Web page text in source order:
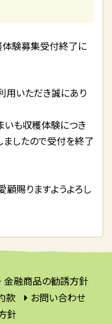
体験募集受付終了に
用いただき誠にあり
も収穫体験につき
ましたので受付を終了
賜りますようよろし
金融商品の勧誘方針
款
お問い合わせ
針